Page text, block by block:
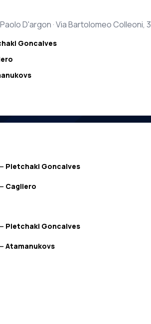
Paolo D'argon · Via Bartolomeo Colleoni, 3
Goncalves
Pietchaki Goncalves
Cagliero
Pietchaki Goncalves
Atamanukovs